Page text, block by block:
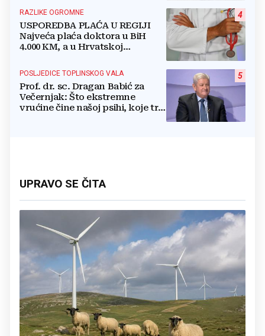
4
RAZLIKE OGROMNE
USPOREDBA PLAĆA U REGIJI
Najveća plaća doktora u BiH
4.000 KM, a u Hrvatskoj
5
POSLJEDICE TOPLINSKOG VALA
Prof. dr. sc. Dragan Babić za
Večernjak: Što ekstremne
vrućine čine našoj psihi, koje tri
UPRAVO SE ČITA